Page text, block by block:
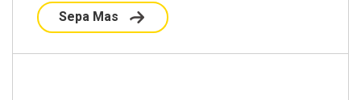
Sepa Mas